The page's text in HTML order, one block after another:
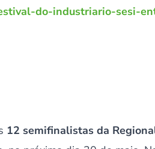
do-industriario-sesi-
12 semifinalistas da